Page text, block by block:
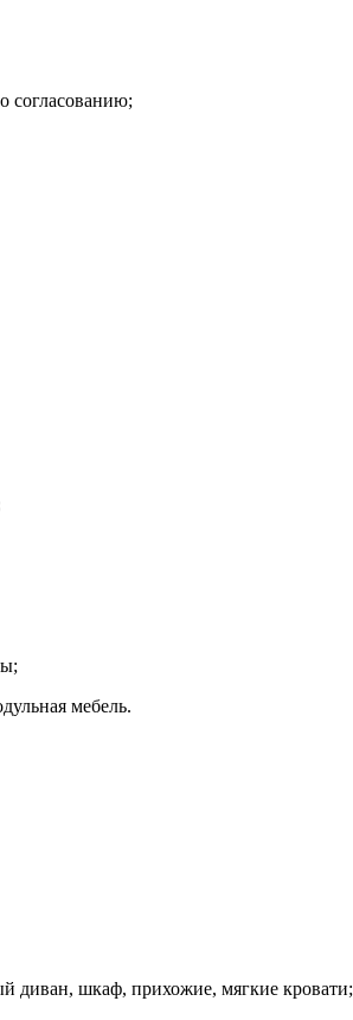
согласованию;
мебель.
диван, шкаф, прихожие, мягкие кровати;